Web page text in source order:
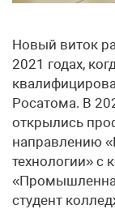
Новый виток
2021 годах,
Росатома. В
открылись
направлению
технологии» с
студент